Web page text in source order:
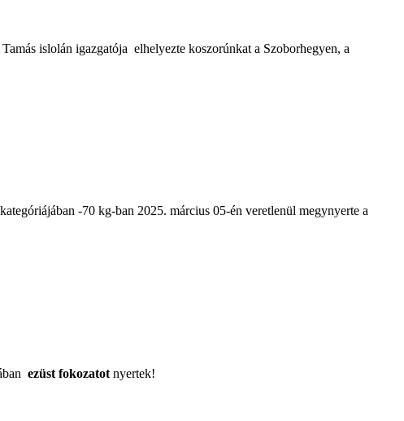
islolán igazgatója elhelyezte koszorúnkat a Szoborhegyen, a
-70 kg-ban 2025. március 05-én veretlenül megynyerte a
ezüst fokozatot nyertek!